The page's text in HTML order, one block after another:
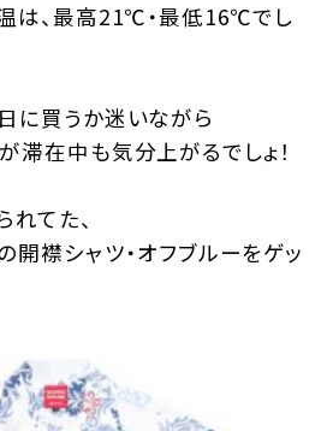
は、最高21℃・最低16℃でし
に買うか迷いながら
滞在中も気分上がるでしょ！
れてた、
開襟シャツ・オフブルーをゲッ